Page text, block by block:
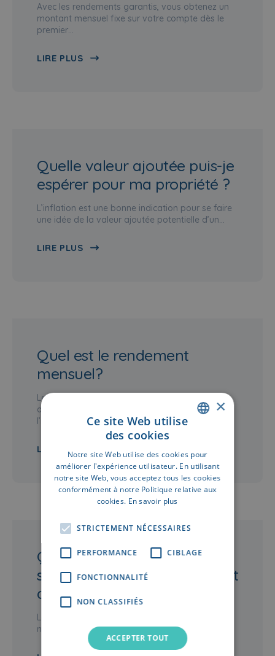
Avec les rendements garantis, vous obtenez un
montant mensuel fixe sur votre compte dès le
premier…
LIRE PLUS
Quelle valeur ajoutée puis-je
espérer pour ma propriété ?
L’inflation est une bonne indication pour se faire
une idée de la valeur ajoutée potentielle d’un…
LIRE PLUS
Quel est le rendement
mensuel?
Les investisseurs (potentiels) ont souvent des
attentes trop élevées quant au rendement de
l’immobilier. Le rendement…
LIRE PLUS
Quels sont les coûts
supplémentaires liés à l’achat
d’un bien immobilier?
Lorsque vous achetez un bien immobilier, vous
ne payez pas seulement la valeur du bien. Il…
FRENCH
×
Ce site Web utilise
des cookies
Notre site Web utilise des cookies pour
améliorer l'expérience utilisateur. En utilisant
notre site Web, vous acceptez tous les cookies
conformément à notre Politique relative aux
cookies. En savoir plus
STRICTEMENT NÉCESSAIRES
PERFORMANCE CIBLAGE
FONCTIONNALITÉ
NON CLASSIFIÉS
ACCEPTER TOUT